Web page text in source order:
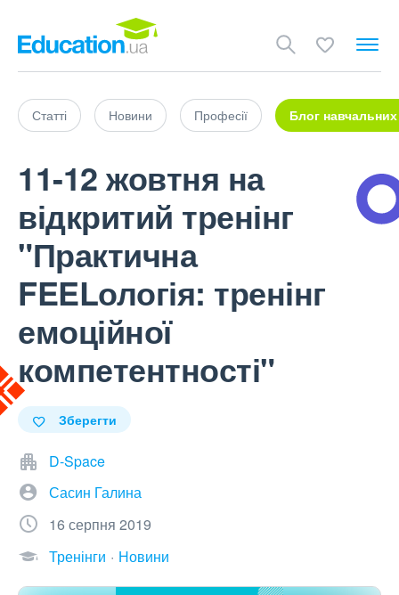
Статті Новини Професії Блог навчальних
11-12 жовтня на
відкритий тренінг
"Практична
FEELологія: тренінг
емоційної
компетентності"
Зберегти
D-Space
Сасин Галина
16 серпня 2019
Тренінги
Новини